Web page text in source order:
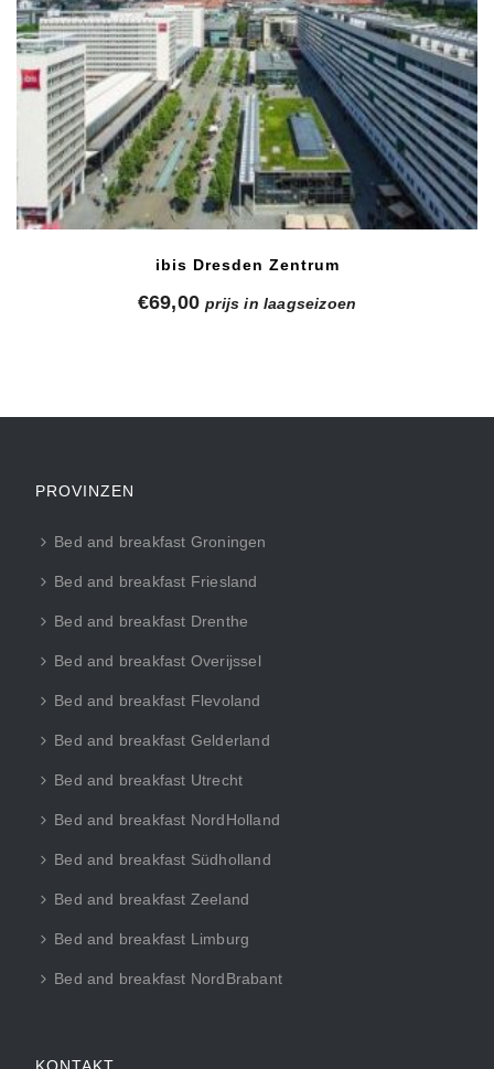
ibis Dresden Zentrum
€69,00 prijs in laagseizoen
PROVINZEN
Bed and breakfast Groningen
Bed and breakfast Friesland
Bed and breakfast Drenthe
Bed and breakfast Overijssel
Bed and breakfast Flevoland
Bed and breakfast Gelderland
Bed and breakfast Utrecht
Bed and breakfast NordHolland
Bed and breakfast Südholland
Bed and breakfast Zeeland
Bed and breakfast Limburg
Bed and breakfast NordBrabant